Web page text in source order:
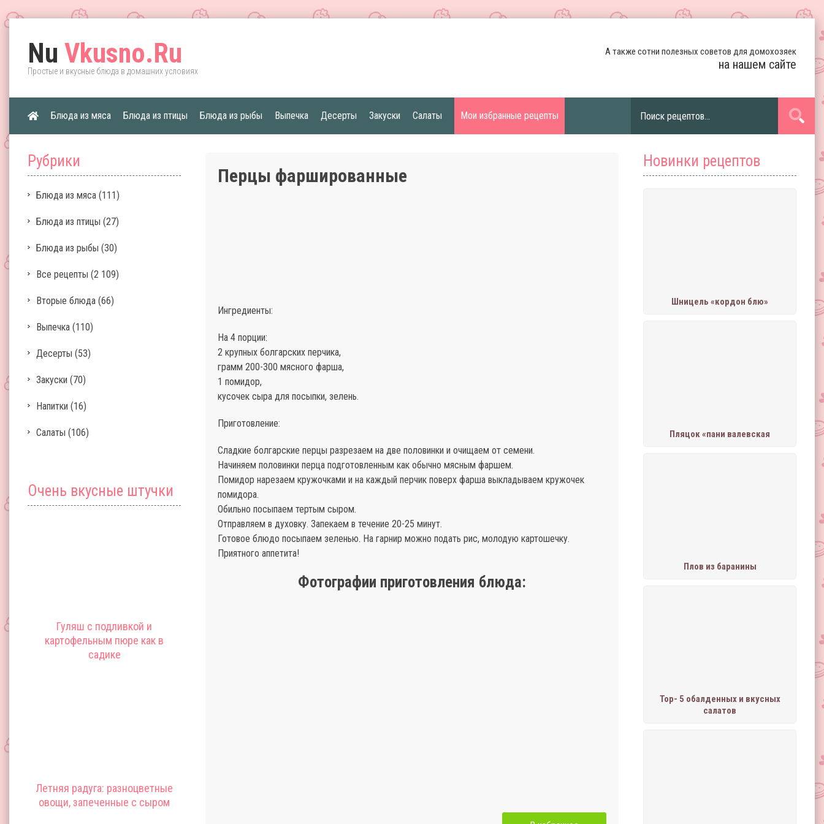
Nu Vkusno.Ru
Простые и вкусные блюда в домашних условиях
А также сотни полезных советов для домохозяек
на нашем сайте
Блюда из мяса Блюда из птицы Блюда из рыбы Выпечка Десерты Закуски Салаты Мои избранные рецепты
Рубрики
Блюда из мяса (111)
Блюда из птицы (27)
Блюда из рыбы (30)
Все рецепты (2 109)
Вторые блюда (66)
Выпечка (110)
Десерты (53)
Закуски (70)
Напитки (16)
Салаты (106)
Очень вкусные штучки
Гуляш с подливкой и
картофельным пюре как в
садике
Летняя радуга: разноцветные
овощи, запеченные с сыром
Новинки рецептов
Шницель «кордон блю»
Пляцок «пани валевская
Плов из баранины
Тор- 5 обалденных и вкусных
салатов
Перцы фаршированные
Ингредиенты:
На 4 порции:
2 крупных болгарских перчика,
грамм 200-300 мясного фарша,
1 помидор,
кусочек сыра для посыпки, зелень.
Приготовление:
Сладкие болгарские перцы разрезаем на две половинки и очищаем от семени.
Начиняем половинки перца подготовленным как обычно мясным фаршем.
Помидор нарезаем кружочками и на каждый перчик поверх фарша выкладываем кружочек
помидора.
Обильно посыпаем тертым сыром.
Отправляем в духовку. Запекаем в течение 20-25 минут.
Готовое блюдо посыпаем зеленью. На гарнир можно подать рис, молодую картошечку.
Приятного аппетита!
Фотографии приготовления блюда: